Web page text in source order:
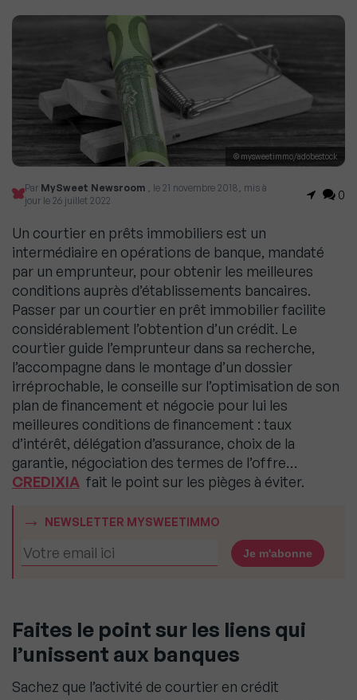
© mysweetimmo/adobestock
Par MySweet Newsroom , le 21 novembre 2018, mis à
jour le 26 juillet 2022
0
Un courtier en prêts immobiliers est un
intermédiaire en opérations de banque, mandaté
par un emprunteur, pour obtenir les meilleures
conditions auprès d’établissements bancaires.
Passer par un courtier en prêt immobilier facilite
considérablement l’obtention d’un crédit. Le
courtier guide l’emprunteur dans sa recherche,
l’accompagne dans le montage d’un dossier
irréprochable, le conseille sur l’optimisation de son
plan de financement et négocie pour lui les
meilleures conditions de financement : taux
d’intérêt, délégation d’assurance, choix de la
garantie, négociation des termes de l’offre…
CREDIXIA fait le point sur les pièges à éviter.
NEWSLETTER MYSWEETIMMO
Faites le point sur les liens qui
l’unissent aux banques
Sachez que l’activité de courtier en crédit